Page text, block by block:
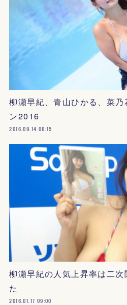
柳瀬早紀、青山ひかる、菜
ン2016
2016.09.14 06:15
柳瀬早紀の人気上昇率は二
た
2016.01.17 09:00